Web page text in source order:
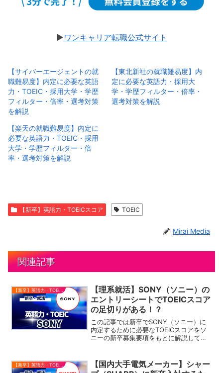
▶︎ワンキャリア転職公式サイト
【サイバーエージェントの就
職難易度】内定に必要な英語
力・TOEIC・採用大学・学歴
フィルター・倍率・選考対策
を解説
【東北新社の就職難易度】内
定に必要な英語力・採用大
学・学歴フィルター・倍率・
選考対策を解説
【楽天の就職難易度】内定に
必要な英語力・TOEIC・採用
大学・学歴フィルター・倍
率・選考対策を解説
【新卒】英語力・TOEICスコア TOEIC
Mirai Media
関連記事
【新卒】英語力・TOEICスコア
【理系就活】SONY（ソニー）の
エントリーシートでTOEICスコア
の足切りがある！？
この記事では新卒でSONY（ソニー）に
内定するために必要なTOEICスコアをソ
ニーの新卒募集要項をもとに解説してい
で、必要な箇所をご覧ください。今回ご
紹介するソニー以...
【国内大手電気メーカー】シャー